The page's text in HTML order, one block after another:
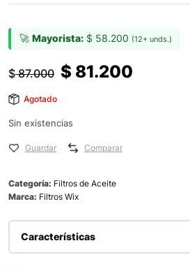
🚀 Mayorista: $ 58.200 (12+ unds.)
$87.000 $ 81.200
Agotado
Sin existencias
Guardar Comparar
Categoría: Filtros de Aceite
Marca: Filtros Wix
Características